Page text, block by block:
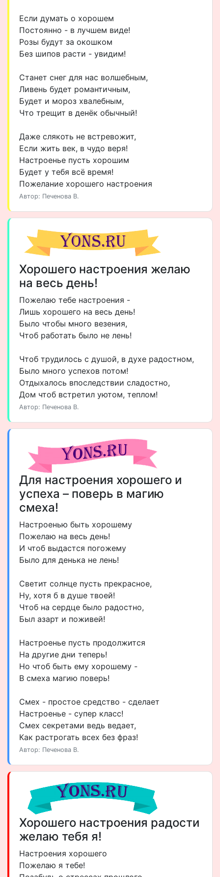
Если думать о хорошем
Постоянно - в лучшем виде!
Розы будут за окошком
Без шипов расти - увидим!
Станет снег для нас волшебным,
Ливень будет романтичным,
Будет и мороз хвалебным,
Что трещит в денёк обычный!
Даже слякоть не встревожит,
Если жить век, в чудо веря!
Настроенье пусть хорошим
Будет у тебя всё время!
Пожелание хорошего настроения
Автор: Печенова В.
Хорошего настроения желаю
на весь день!
Пожелаю тебе настроения -
Лишь хорошего на весь день!
Было чтобы много везения,
Чтоб работать было не лень!
Чтоб трудилось с душой, в духе радостном,
Было много успехов потом!
Отдыхалось впоследствии сладостно,
Дом чтоб встретил уютом, теплом!
Автор: Печенова В.
Для настроения хорошего и
успеха – поверь в магию
смеха!
Настроенью быть хорошему
Пожелаю на весь день!
И чтоб выдастся погожему
Было для денька не лень!
Светит солнце пусть прекрасное,
Ну, хотя б в душе твоей!
Чтоб на сердце было радостно,
Был азарт и поживей!
Настроенье пусть продолжится
На другие дни теперь!
Но чтоб быть ему хорошему -
В смеха магию поверь!
Смех - простое средство - сделает
Настроенье - супер класс!
Смех секретами ведь ведает,
Как растрогать всех без фраз!
Автор: Печенова В.
Хорошего настроения радости
желаю тебя я!
Настроения хорошего
Пожелаю я тебе!